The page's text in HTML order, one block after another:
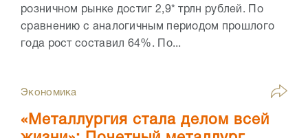
розничном рынке достиг 2,9* трлн рублей. По
сравнению с аналогичным периодом прошлого
года рост составил 64%. По...
Экономика
«Металлургия стала делом всей